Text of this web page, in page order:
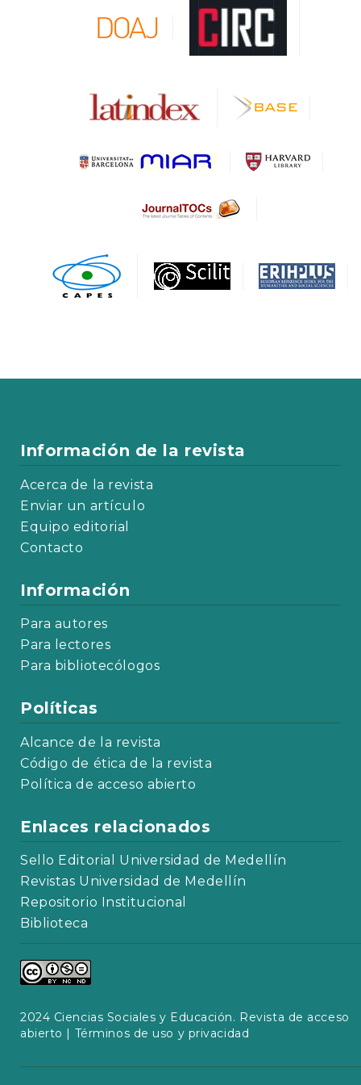
Información de la revista
Acerca de la revista
Enviar un artículo
Equipo editorial
Contacto
Información
Para autores
Para lectores
Para bibliotecólogos
Políticas
Alcance de la revista
Código de ética de la revista
Política de acceso abierto
Enlaces relacionados
Sello Editorial Universidad de Medellín
Revistas Universidad de Medellín
Repositorio Institucional
Biblioteca
2024 Ciencias Sociales y Educación. Revista de acceso
abierto | Términos de uso y privacidad